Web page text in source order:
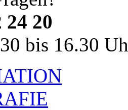
24 20
bis 16.30